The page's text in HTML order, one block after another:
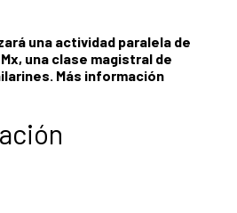
una actividad paralela de
una clase magistral de
Más información